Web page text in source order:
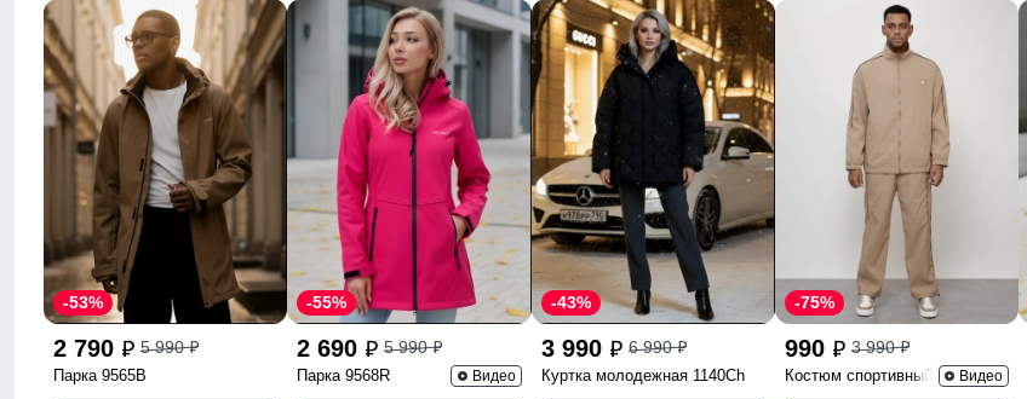
2 790 p 5 990p
-53%
Парка 9565B
2 690 p 5 990p
-55%
Парка 9568R Видео
3 990 p 6 990p
-43%
Куртка молодежная 1140Ch
990 p 3 990p
-75%
Костюм спортивный 15020B
Видео